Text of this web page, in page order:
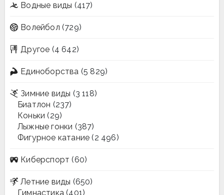
Водные виды (417)
Волейбол (729)
Другое (4 642)
Единоборства (5 829)
Зимние виды (3 118)
Биатлон (237)
Коньки (29)
Лыжные гонки (387)
Фигурное катание (2 496)
Киберспорт (60)
Летние виды (650)
Гимнастика (401)